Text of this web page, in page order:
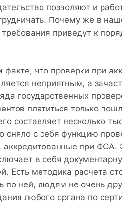
позволяют и
Почему же в
приведут к
что проверки при
неприятным, а
государственных
платиться только
составляет несколько
сняло с себя функцию
при ФСА.
в себя
Есть методика расчета
по ней, людям не очень
любого органа по